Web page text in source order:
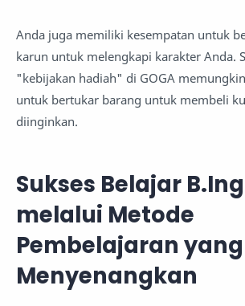
Anda juga memiliki kesempatan untuk
karun untuk melengkapi karakter Anda.
"kebijakan hadiah" di GOGA
untuk bertukar barang untuk membeli
diinginkan.
Sukses Belajar
melalui Metode
Pembelajaran
Menyenangkan